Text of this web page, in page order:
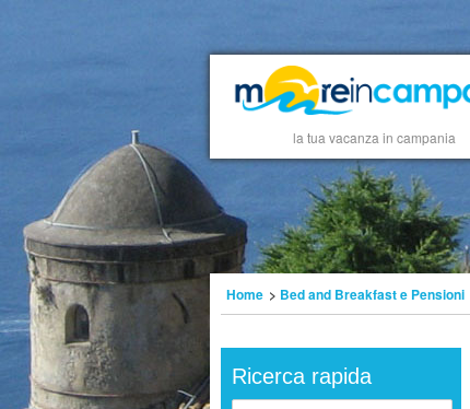
la tua vacanza in campania
Home > Bed and Breakfast e Pensioni
Ricerca rapida